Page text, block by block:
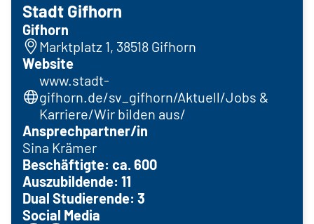
Stadt Gifhorn
Gifhorn
Marktplatz 1, 38518 Gifhorn
Website
www.stadt-
gifhorn.de/sv_gifhorn/Aktuell/Jobs &
Karriere/Wir bilden aus/
Ansprechpartner/in
Sina Krämer
Beschäftigte: ca. 600
Auszubildende: 11
Dual Studierende: 3
Social Media